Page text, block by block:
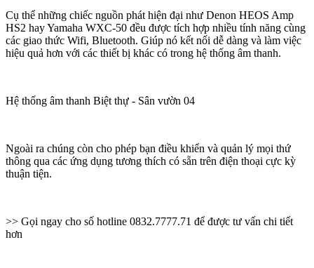
Cụ thể những chiếc nguồn phát hiện đại như Denon HEOS Amp
HS2 hay Yamaha WXC-50 đều được tích hợp nhiều tính năng cùng
các giao thức Wifi, Bluetooth. Giúp nó kết nối dễ dàng và làm việc
hiệu quả hơn với các thiết bị khác có trong hệ thống âm thanh.
Hệ thống âm thanh Biệt thự - Sân vườn 04
Ngoài ra chúng còn cho phép bạn điều khiển và quản lý mọi thứ
thông qua các ứng dụng tương thích có sẵn trên điện thoại cực kỳ
thuận tiện.
>> Gọi ngay cho số hotline 0832.7777.71 để được tư vấn chi tiết
hơn